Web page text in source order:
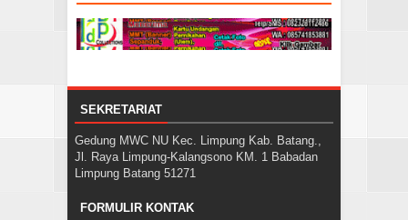
SEKRETARIAT
Gedung MWC NU Kec. Limpung Kab. Batang.,
Jl. Raya Limpung-Kalangsono KM. 1 Babadan
Limpung Batang 51271
FORMULIR KONTAK